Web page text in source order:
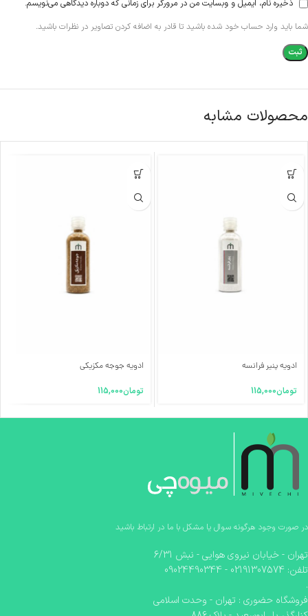
ذخیره نام، ایمیل و وبسایت من در مرورگر برای زمانی که دوباره دیدگاهی می‌نویسم.
شما باید وارد حساب خود شده باشید تا قادر به اضافه کردن تصاویر در نظرات باشید.
محصولات مشابه
ادویه پنیر فرانسه
تومان115,000
ادویه جوجه مکزیکی
تومان115,000
در صورت وجود هرگونه سوال یا مشکل با ما در ارتباط باشید
تهران - خیابان نیروی هوایی - نبش 6/31
تلفن: 02191307574 - 09024490344
.
فروشگاه حضوری : تهران - وحدت اسلامی